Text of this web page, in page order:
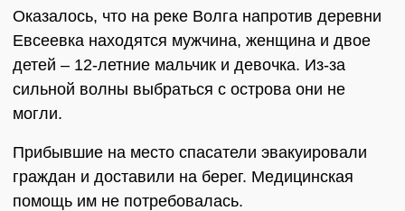
Оказалось, что на реке Волга напротив деревни
Евсеевка находятся мужчина, женщина и двое
детей – 12-летние мальчик и девочка. Из-за
сильной волны выбраться с острова они не
могли.
Прибывшие на место спасатели эвакуировали
граждан и доставили на берег. Медицинская
помощь им не потребовалась.